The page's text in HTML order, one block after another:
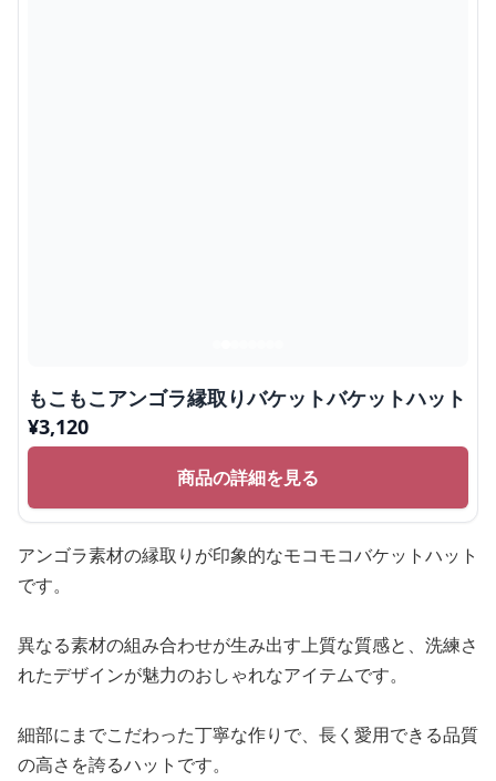
もこもこアンゴラ縁取りバケットバケットハット
¥3,120
商品の詳細を見る
アンゴラ素材の縁取りが印象的なモコモコバケットハット
です。
異なる素材の組み合わせが生み出す上質な質感と、洗練さ
れたデザインが魅力のおしゃれなアイテムです。
細部にまでこだわった丁寧な作りで、長く愛用できる品質
の高さを誇るハットです。